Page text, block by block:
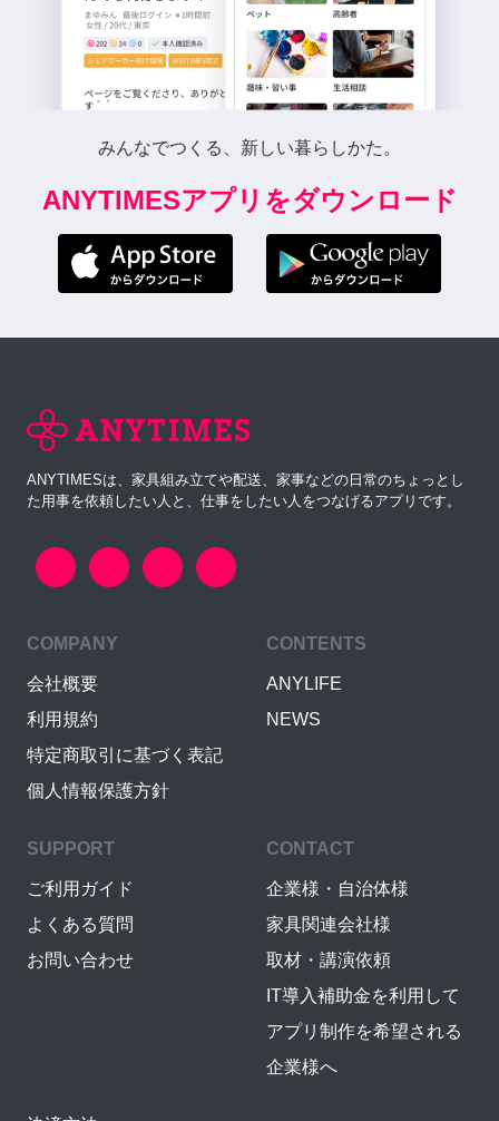
みんなでつくる、新しい暮らしかた。
ANYTIMESアプリをダウンロード
ANYTIMESは、家具組み立てや配送、家事などの日常のちょっとし
た用事を依頼したい人と、仕事をしたい人をつなげるアプリです。
COMPANY
会社概要
利用規約
特定商取引に基づく表記
個人情報保護方針
CONTENTS
ANYLIFE
NEWS
SUPPORT
ご利用ガイド
よくある質問
お問い合わせ
CONTACT
企業様・自治体様
家具関連会社様
取材・講演依頼
IT導入補助金を利用して
アプリ制作を希望される
企業様へ